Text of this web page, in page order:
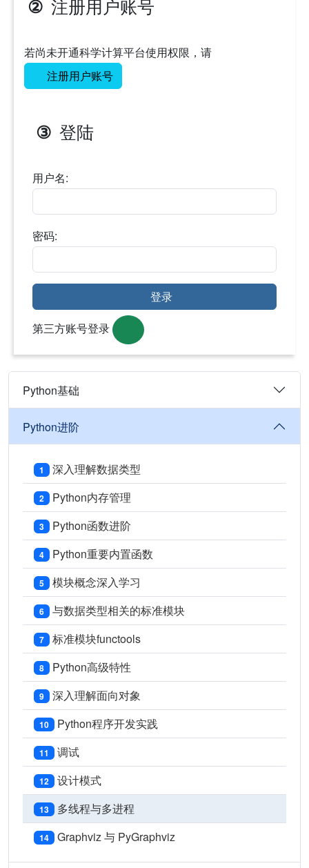
② 注册用户账号
若尚未开通科学计算平台使用权限，请
注册用户账号
③ 登陆
用户名:
密码:
登录
第三方账号登录
Python基础
Python进阶
1 深入理解数据类型
2 Python内存管理
3 Python函数进阶
4 Python重要内置函数
5 模块概念深入学习
6 与数据类型相关的标准模块
7 标准模块functools
8 Python高级特性
9 深入理解面向对象
10 Python程序开发实践
11 调试
12 设计模式
13 多线程与多进程
14 Graphviz 与 PyGraphviz